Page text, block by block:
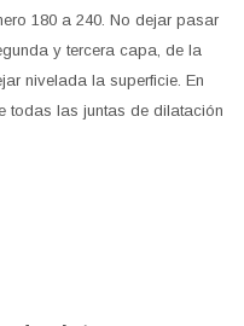
180 a 240. No dejar pasar
y tercera capa, de la
nivelada la superficie. En
todas las juntas de dilatación